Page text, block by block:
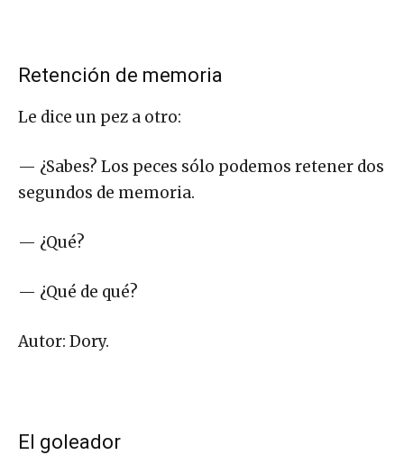
Retención de memoria
Le dice un pez a otro:
— ¿Sabes? Los peces sólo podemos retener dos
segundos de memoria.
— ¿Qué?
— ¿Qué de qué?
Autor: Dory.
El goleador